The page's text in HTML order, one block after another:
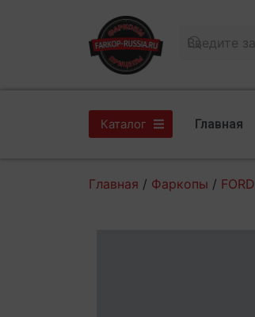
Каталог Главная
Главная / Фаркопы / FORD